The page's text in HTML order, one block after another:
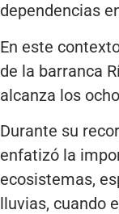
dependencias
En este
de la barranca
alcanza los
Durante su
enfatizó la
ecosistemas,
lluvias, cuando